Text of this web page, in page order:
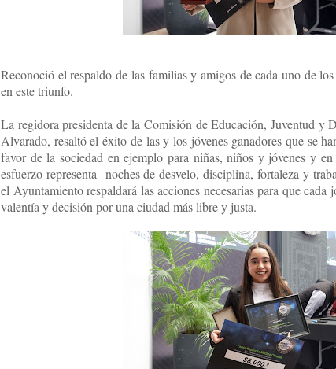
Reconoció el respaldo de las familias y amigos de cada uno de
en este triunfo.
La regidora presidenta de la Comisión de Educación, Juventud y
Alvarado, resaltó el éxito de las y los jóvenes ganadores que se
favor de la sociedad en ejemplo para niñas, niños y jóvenes y
esfuerzo representa noches de desvelo, disciplina, fortaleza y
el Ayuntamiento respaldará las acciones necesarias para que
valentía y decisión por una ciudad más libre y justa.